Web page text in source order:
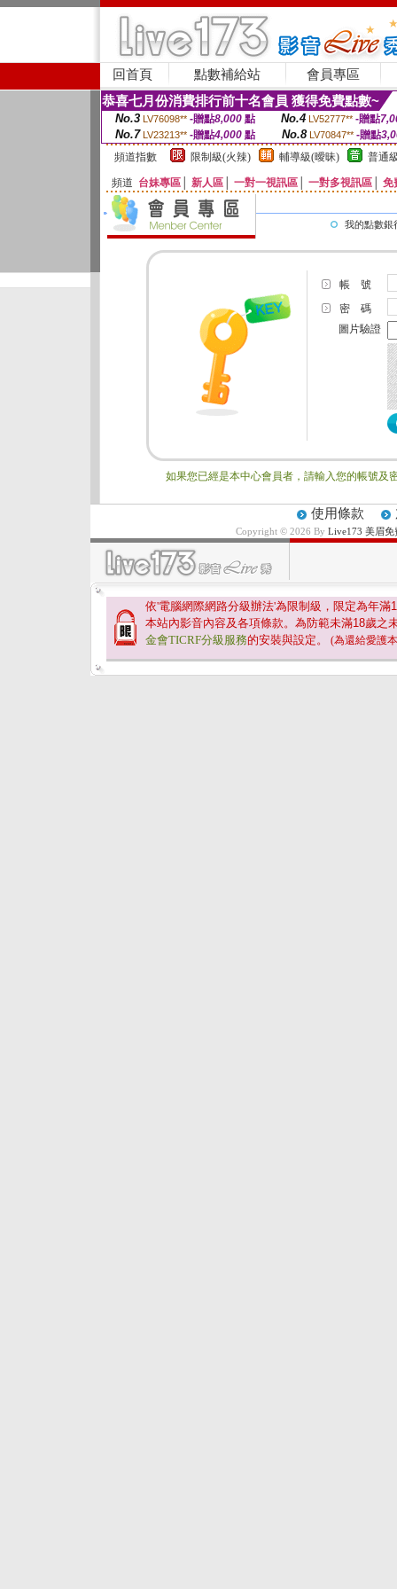
回首頁 點數補給站 會員專區
恭喜七月份消費排行前十名會員 獲得免費點數~
No.3 LV76098** -贈點8,000點 No.4 LV52777** -贈點
No.7 LV23213** -贈點4,000 點 No.8 LV70847** -贈點
頻道指數
限制級(火辣) 輔導級(曖昧) 普通
頻道 台妹專區 新人區 一對一視訊區 一對多視訊區 免
我的點數銀
帳 號
密 碼
圖片驗證
如果您已經是本中心會員者，請輸入您的帳號及
使用條款
Copyright © 2026 By Live173 美眉
依'電腦網際網路分級辦法'為限制級，限定為年滿
本站內影音內容及各項條款。為防範未滿18歲之
金會TICRF分級服務的安裝與設定。 (為還給愛護